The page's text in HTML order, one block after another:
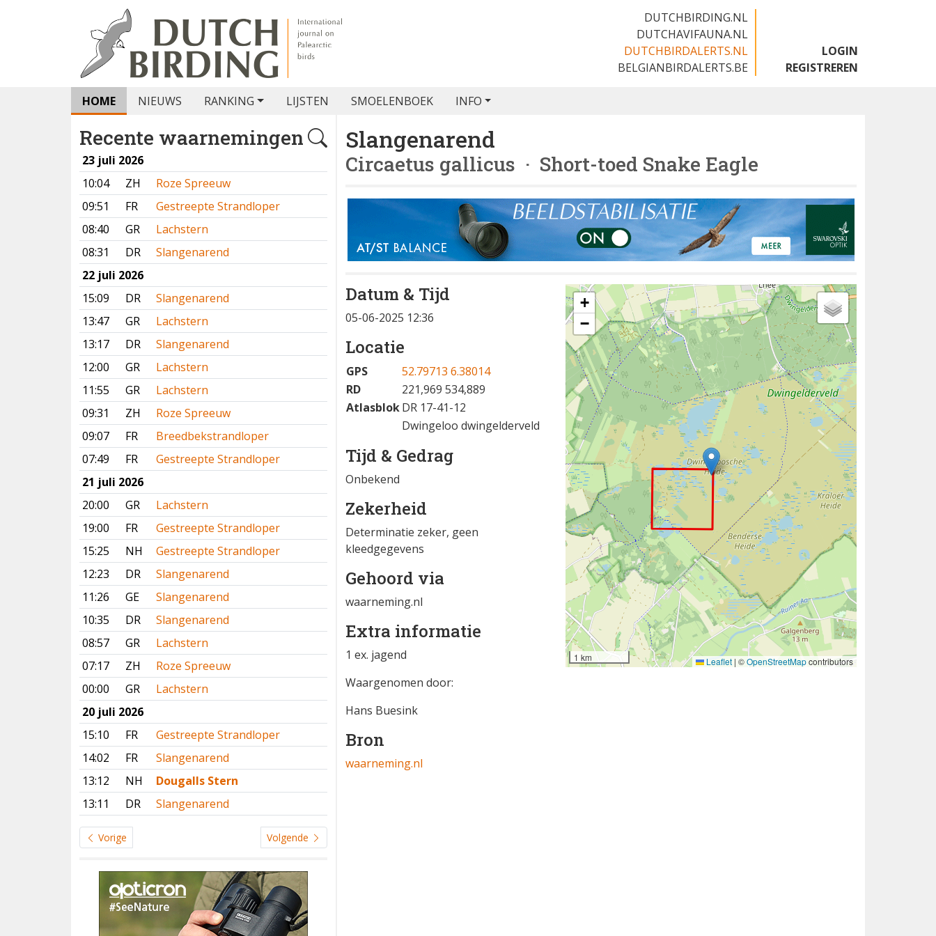
DUTCHBIRDING.NL
DUTCHAVIFAUNA.NL
DUTCHBIRDALERTS.NL
BELGIANBIRDALERTS.BE
LOGIN
REGISTREREN
HOME NIEUWS RANKING LIJSTEN SMOELENBOEK INFO
Recente waarnemingen
23 juli 2026
10:04
ZH
Roze Spreeuw
09:51
FR
Gestreepte Strandloper
08:40
GR
Lachstern
08:31
DR
Slangenarend
22 juli 2026
15:09
DR
Slangenarend
13:47
GR
Lachstern
13:17
DR
Slangenarend
12:00
GR
Lachstern
11:55
GR
Lachstern
09:31
ZH
Roze Spreeuw
09:07
FR
Breedbekstrandloper
07:49
FR
Gestreepte Strandloper
21 juli 2026
20:00
GR
Lachstern
19:00
FR
Gestreepte Strandloper
15:25
NH
Gestreepte Strandloper
12:23
DR
Slangenarend
11:26
GE
Slangenarend
10:35
DR
Slangenarend
08:57
GR
Lachstern
07:17
ZH
Roze Spreeuw
00:00
GR
Lachstern
20 juli 2026
15:10
FR
Gestreepte Strandloper
14:02
FR
Slangenarend
13:12
NH
Dougalls Stern
13:11
DR Slangenarend
Vorige Volgende
Slangenarend
Circaetus gallicus · Short-toed Snake Eagle
Datum & Tijd
05-06-2025 12:36
Locatie
GPS
52.79713 6.38014
RD
221,969 534,889
AtlasblokDR 17-41-12
Dwingeloo dwingelderveld
Tijd & Gedrag
Onbekend
Zekerheid
Determinatie zeker, geen
kleedgegevens
Gehoord via
waarneming.nl
Extra informatie
1 ex. jagend
Waargenomen door:
Hans Buesink
Bron
waarneming.nl
+
−
1 km Leaflet | ©OpenStreetMapcontributors